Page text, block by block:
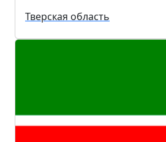
Тверская область